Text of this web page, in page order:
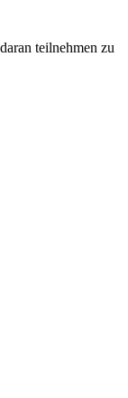
teilnehmen zu